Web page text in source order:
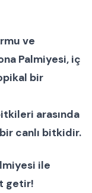
ve
Palmiyesi, iç
bir
arasında
canlı bitkidir.
ile
getir!